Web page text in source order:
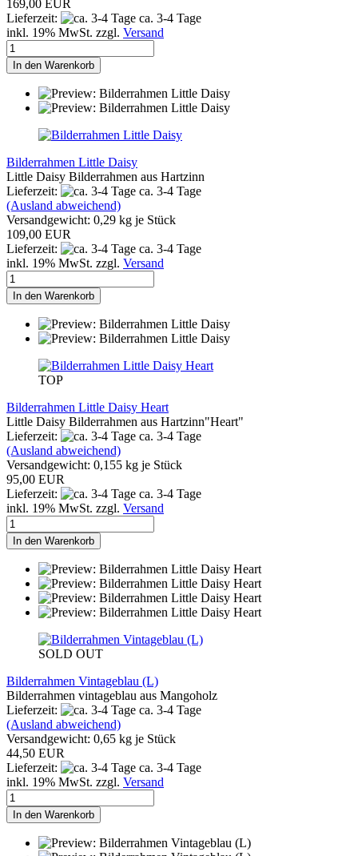
169,00 EUR
Lieferzeit:
ca. 3-4 Tage
inkl. 19% MwSt. zzgl. Versand
In den Warenkorb
Bilderrahmen Little Daisy
Little Daisy Bilderrahmen aus Hartzinn
Lieferzeit:
ca. 3-4 Tage
(Ausland abweichend)
Versandgewicht: 0,29 kg je Stück
109,00 EUR
Lieferzeit:
ca. 3-4 Tage
inkl. 19% MwSt. zzgl. Versand
In den Warenkorb
TOP
Bilderrahmen Little Daisy Heart
Little Daisy Bilderrahmen aus Hartzinn"Heart"
Lieferzeit:
ca. 3-4 Tage
(Ausland abweichend)
Versandgewicht: 0,155 kg je Stück
95,00 EUR
Lieferzeit:
ca. 3-4 Tage
inkl. 19% MwSt. zzgl. Versand
In den Warenkorb
SOLD OUT
Bilderrahmen Vintageblau (L)
Bilderrahmen vintageblau aus Mangoholz
Lieferzeit:
ca. 3-4 Tage
(Ausland abweichend)
Versandgewicht: 0,65 kg je Stück
44,50 EUR
Lieferzeit:
ca. 3-4 Tage
inkl. 19% MwSt. zzgl. Versand
In den Warenkorb